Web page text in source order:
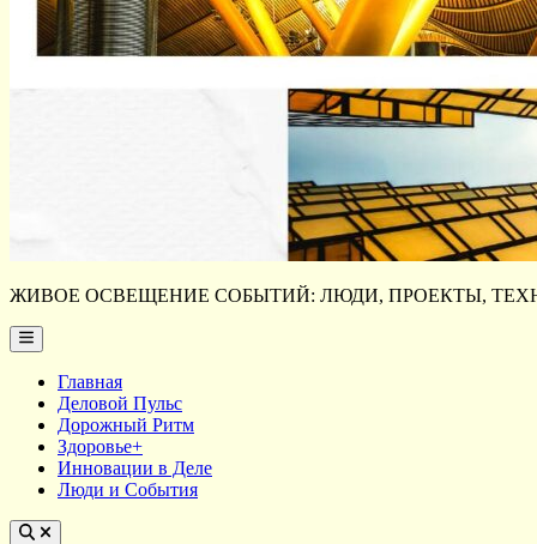
ЖИВОЕ ОСВЕЩЕНИЕ СОБЫТИЙ: ЛЮДИ, ПРОЕКТЫ,
Main
Menu
Главная
Деловой Пульс
Дорожный Ритм
Здоровье+
Инновации в Деле
Люди и События